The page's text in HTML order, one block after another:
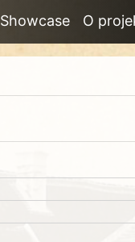
Showcase O